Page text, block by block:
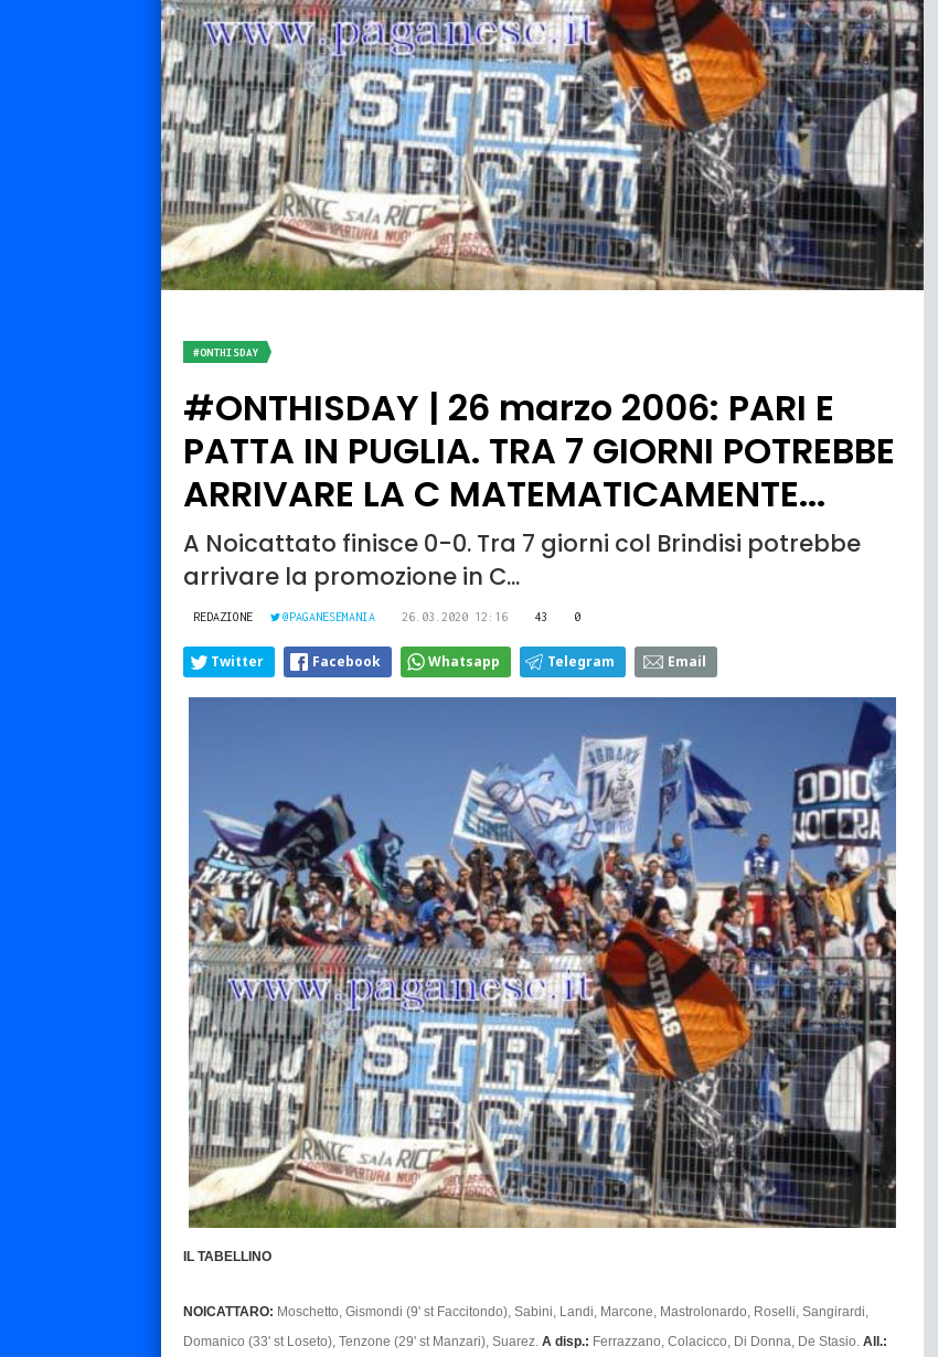
#ONTHISDAY
#ONTHISDAY | 26 marzo 2006: PARI E
PATTA IN PUGLIA. TRA 7 GIORNI POTREBBE
ARRIVARE LA C MATEMATICAMENTE...
A Noicattato finisce 0-0. Tra 7 giorni col Brindisi potrebbe
arrivare la promozione in C...
REDAZIONE @PAGANESEMANIA 26.03.2020 12:16 43 0
Twitter Facebook Whatsapp Telegram Email
IL TABELLINO
NOICATTARO: Moschetto, Gismondi (9' st Faccitondo), Sabini, Landi, Marcone, Mastrolonardo, Roselli, Sangirardi,
Domanico (33' st Loseto), Tenzone (29' st Manzari), Suarez. A disp.: Ferrazzano, Colacicco, Di Donna, De Stasio. All.: